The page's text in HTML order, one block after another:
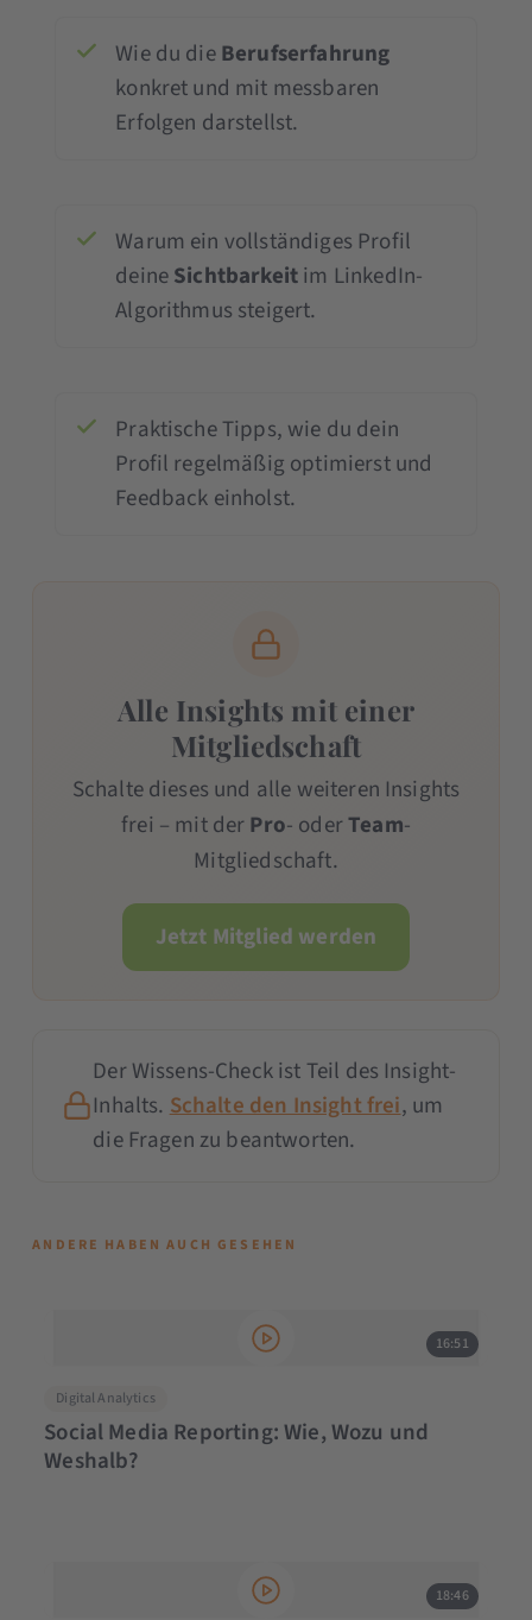
Wie du dieBerufserfahrung
konkret und mit messbaren
Erfolgen darstellst.
Warum ein vollständiges Profil
deineSichtbarkeitim LinkedIn-
Algorithmus steigert.
Praktische Tipps, wie du dein
Profil regelmäßig optimierst und
Feedback einholst.
Alle Insights mit einer
Mitgliedschaft
Schalte dieses und alle weiteren Insights
frei – mit derPro- oderTeam-
Mitgliedschaft.
Jetzt Mitglied werden
Der Wissens-Check ist Teil des Insight-
Inhalts. Schalte den Insight frei, um
die Fragen zu beantworten.
ANDERE HABEN AUCH GESEHEN
16:51
Digital Analytics
Social Media Reporting: Wie, Wozu und
Weshalb?
18:46